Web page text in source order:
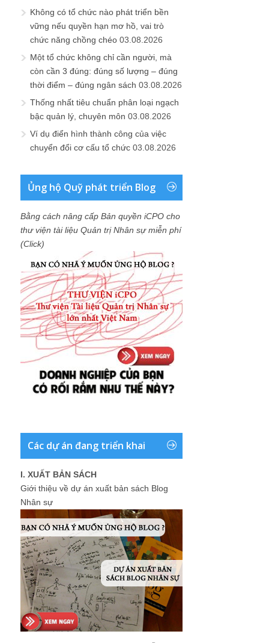
Không có tổ chức nào phát triển bền
vững nếu quyền hạn mơ hồ, vai trò
chức năng chồng chéo 03.08.2026
Một tổ chức không chỉ cần người, mà
còn cần 3 đúng: đúng số lượng – đúng
thời điểm – đúng ngân sách 03.08.2026
Thống nhất tiêu chuẩn phân loại ngạch
bậc quản lý, chuyên môn 03.08.2026
Ví dụ điển hình thành công của việc
chuyển đổi cơ cấu tổ chức 03.08.2026
Ủng hộ Quỹ phát triển Blog
Bằng cách nâng cấp Bản quyền iCPO cho
thư viện tài liệu Quản trị Nhân sự miễn phí
(Click)
Các dự án đang triển khai
I. XUẤT BẢN SÁCH
Giới thiệu về dự án xuất bản sách Blog
Nhân sự